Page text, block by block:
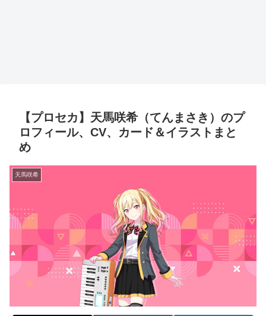
【プロセカ】天馬咲希（てんまさき）のプ
ロフィール、CV、カード＆イラストまと
め
天馬咲希